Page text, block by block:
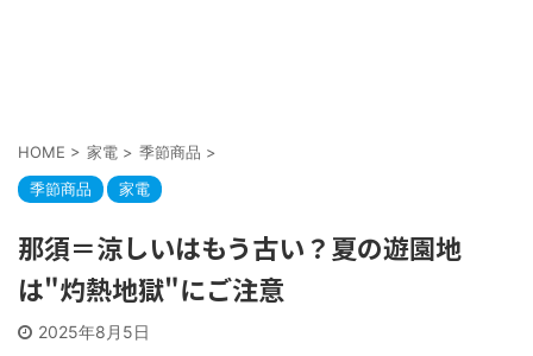
HOME > 家電 > 季節商品 >
季節商品
家電
那須＝涼しいはもう古い？夏の遊園地
は"灼熱地獄"にご注意
2025年8月5日